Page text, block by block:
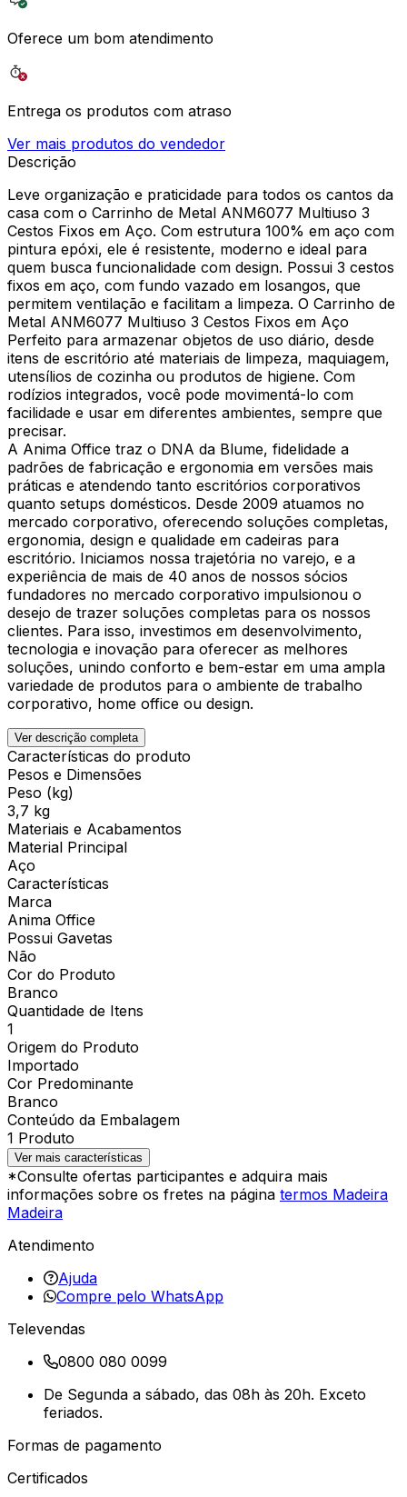
Oferece um bom atendimento
Entrega os produtos com atraso
Ver mais produtos do vendedor
Descrição
Leve organização e praticidade para todos os cantos da
casa com o Carrinho de Metal ANM6077 Multiuso 3
Cestos Fixos em Aço. Com estrutura 100% em aço com
pintura epóxi, ele é resistente, moderno e ideal para
quem busca funcionalidade com design. Possui 3 cestos
fixos em aço, com fundo vazado em losangos, que
permitem ventilação e facilitam a limpeza. O Carrinho de
Metal ANM6077 Multiuso 3 Cestos Fixos em Aço
Perfeito para armazenar objetos de uso diário, desde
itens de escritório até materiais de limpeza, maquiagem,
utensílios de cozinha ou produtos de higiene. Com
rodízios integrados, você pode movimentá-lo com
facilidade e usar em diferentes ambientes, sempre que
precisar.
A Anima Office traz o DNA da Blume, fidelidade a
padrões de fabricação e ergonomia em versões mais
práticas e atendendo tanto escritórios corporativos
quanto setups domésticos. Desde 2009 atuamos no
mercado corporativo, oferecendo soluções completas,
ergonomia, design e qualidade em cadeiras para
escritório. Iniciamos nossa trajetória no varejo, e a
experiência de mais de 40 anos de nossos sócios
fundadores no mercado corporativo impulsionou o
desejo de trazer soluções completas para os nossos
clientes. Para isso, investimos em desenvolvimento,
tecnologia e inovação para oferecer as melhores
soluções, unindo conforto e bem-estar em uma ampla
variedade de produtos para o ambiente de trabalho
corporativo, home office ou design.
Ver descrição completa
Características do produto
Pesos e Dimensões
Peso (kg)
3,7 kg
Materiais e Acabamentos
Material Principal
Aço
Características
Marca
Anima Office
Possui Gavetas
Não
Cor do Produto
Branco
Quantidade de Itens
1
Origem do Produto
Importado
Cor Predominante
Branco
Conteúdo da Embalagem
1 Produto
Ver mais características
*Consulte ofertas participantes e adquira mais
informações sobre os fretes na página termos Madeira
Madeira
Atendimento
Ajuda
Compre pelo WhatsApp
Televendas
0800 080 0099
De Segunda a sábado, das 08h às 20h. Exceto
feriados.
Formas de pagamento
Certificados